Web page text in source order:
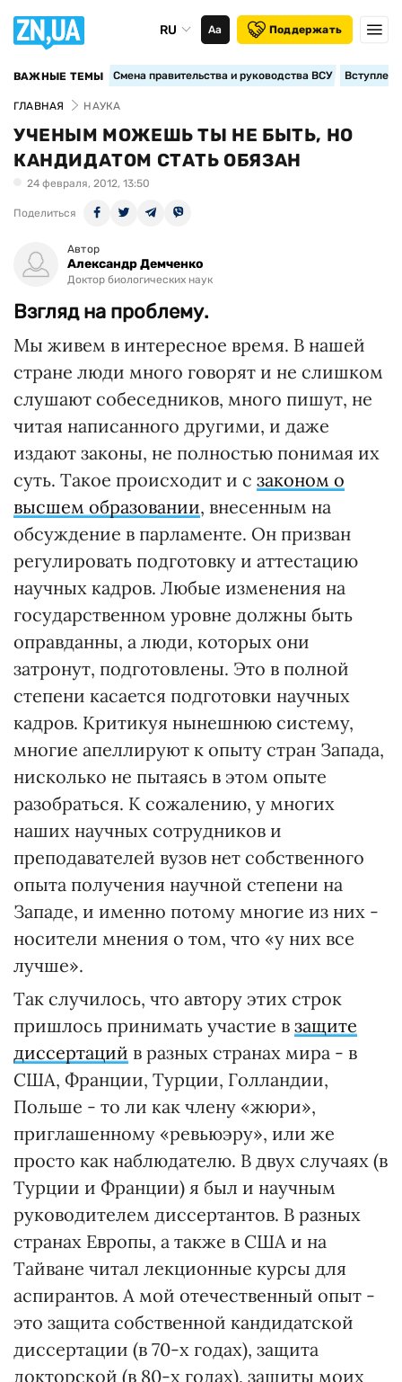
RU Аа Поддержать
ВАЖНЫЕ ТЕМЫ Смена правительства и руководства ВСУ
ГЛАВНАЯ НАУКА
УЧЕНЫМ МОЖЕШЬ ТЫ НЕ БЫТЬ, НО
КАНДИДАТОМ СТАТЬ ОБЯЗАН
24 февраля, 2012, 13:50
Поделиться
Автор
Александр Демченко
Доктор биологических наук
Взгляд на проблему.
Мы живем в интересное время. В нашей
стране люди много говорят и не слишком
слушают собеседников, много пишут, не
читая написанного другими, и даже
издают законы, не полностью понимая их
суть. Такое происходит и с законом о
высшем образовании, внесенным на
обсуждение в парламенте. Он призван
регулировать подготовку и аттестацию
научных кадров. Любые изменения на
государственном уровне должны быть
оправданны, а люди, которых они
затронут, подготовлены. Это в полной
степени касается подготовки научных
кадров. Критикуя нынешнюю систему,
многие апеллируют к опыту стран Запада,
нисколько не пытаясь в этом опыте
разобраться. К сожалению, у многих
наших научных сотрудников и
преподавателей вузов нет собственного
опыта получения научной степени на
Западе, и именно потому многие из них -
носители мнения о том, что «у них все
лучше».
Так случилось, что автору этих строк
пришлось принимать участие в защите
диссертаций в разных странах мира - в
США, Франции, Турции, Голландии,
Польше - то ли как члену «жюри»,
приглашенному «ревьюэру», или же
просто как наблюдателю. В двух случаях (в
Турции и Франции) я был и научным
руководителем диссертантов. В разных
странах Европы, а также в США и на
Тайване читал лекционные курсы для
аспирантов. А мой отечественный опыт -
это защита собственной кандидатской
диссертации (в 70-х годах), защита
докторской (в 80-х годах), защиты моих